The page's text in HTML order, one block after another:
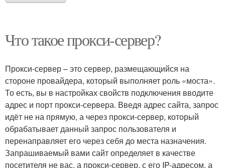
Что такое прокси-сервер?
Прокси-сервер – это сервер, размещающийся на
стороне провайдера, который выполняет роль «моста».
То есть, вы в настройках свойств подключения вводите
адрес и порт прокси-сервера. Введя адрес сайта, запрос
идёт не на прямую, а через прокси-сервер, который
обрабатывает данный запрос пользователя и
перенаправляет его через себя до места назначения.
Запрашиваемый вами сайт определяет в качестве
посетителя не вас, а прокси-сервер, с его IP-адресом, а